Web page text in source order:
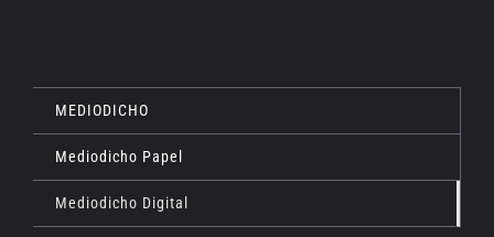
MEDIODICHO
Mediodicho Papel
Mediodicho Digital